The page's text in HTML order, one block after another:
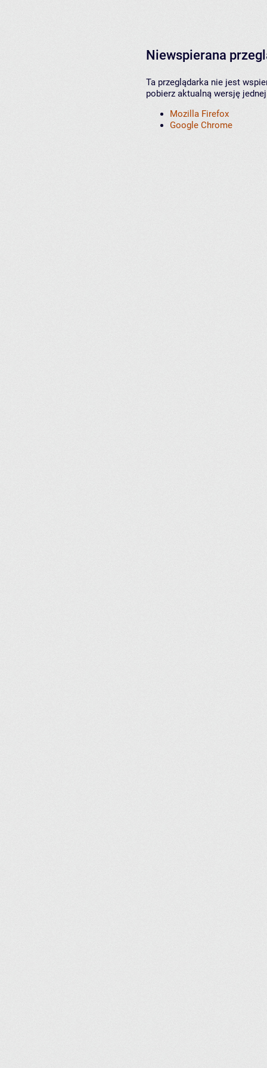
Niewspierana
Ta przeglądarka nie jest
pobierz aktualną wersję
Mozilla Firefox
Google Chrome